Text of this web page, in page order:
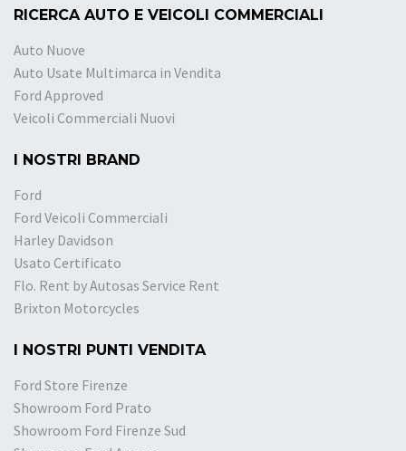
RICERCA AUTO E VEICOLI COMMERCIALI
Auto Nuove
Auto Usate Multimarca in Vendita
Ford Approved
Veicoli Commerciali Nuovi
I NOSTRI BRAND
Ford
Ford Veicoli Commerciali
Harley Davidson
Usato Certificato
Flo. Rent by Autosas Service Rent
Brixton Motorcycles
I NOSTRI PUNTI VENDITA
Ford Store Firenze
Showroom Ford Prato
Showroom Ford Firenze Sud